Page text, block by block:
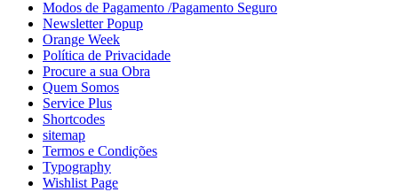
Modos de Pagamento /Pagamento Seguro
Newsletter Popup
Orange Week
Política de Privacidade
Procure a sua Obra
Quem Somos
Service Plus
Shortcodes
sitemap
Termos e Condições
Typography
Wishlist Page